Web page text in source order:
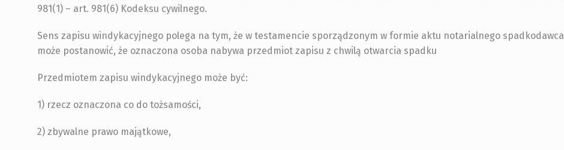
981(1) – art. 981(6) Kodeksu cywilnego.
Sens zapisu windykacyjnego polega na tym, że w testamencie sporządzonym w formie aktu notarialnego spadkodawca
może postanowić, że oznaczona osoba nabywa przedmiot zapisu z chwilą otwarcia spadku
Przedmiotem zapisu windykacyjnego może być:
1) rzecz oznaczona co do tożsamości,
2) zbywalne prawo majątkowe,